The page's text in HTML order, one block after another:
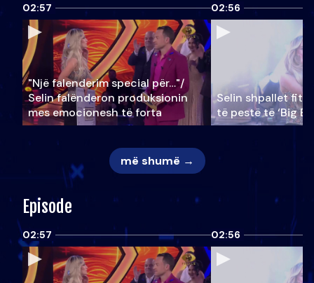
02:57
"Një falenderim special për…"/
Selin falënderon produksionin
mes emocionesh të forta
02:56
Selin shpallet
të pestë të ‘Big
më shumë →
Episode
02:57 02:56